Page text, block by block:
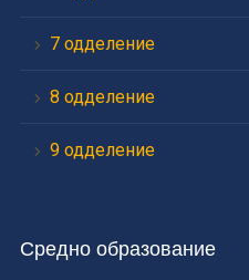
7 одделение
8 одделение
9 одделение
Средно образование